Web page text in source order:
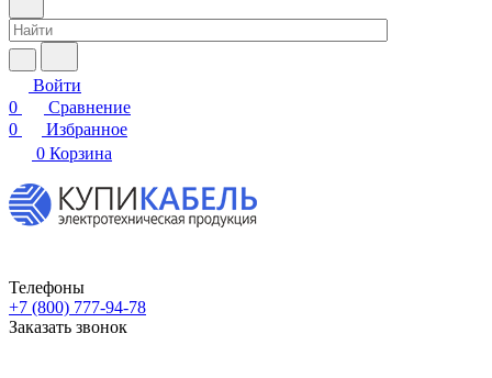
Войти
0
Сравнение
0
Избранное
0 Корзина
Телефоны
+7 (800) 777-94-78
Заказать звонок